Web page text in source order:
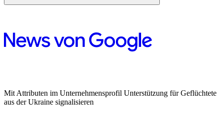
Mit Attributen im Unternehmensprofil Unterstützung für Geflüchtete
aus der Ukraine signalisieren